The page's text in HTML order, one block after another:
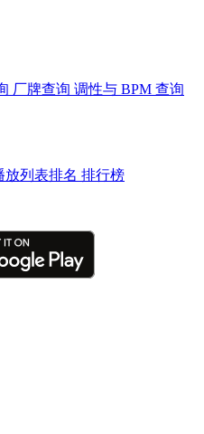
厂牌查询 调性与 BPM 查询
放列表排名 排行榜